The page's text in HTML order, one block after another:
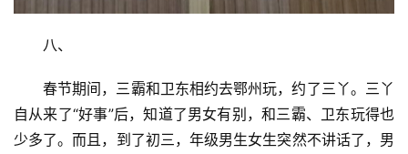
八、
春节期间，三霸和卫东相约去鄂州玩，约了三丫。三丫
自从来了“好事”后，知道了男女有别，和三霸、卫东玩得也
少多了。而且，到了初三，年级男生女生突然不讲话了，男